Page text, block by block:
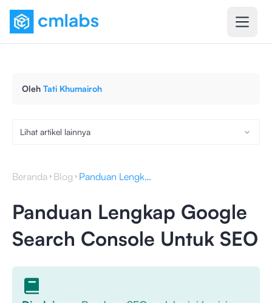
Oleh Tati Khumairoh
Lihat artikel lainnya
Beranda Blog Panduan Lengkap Google Search Console Untuk SEO
Panduan Lengkap Google
Search Console Untuk SEO